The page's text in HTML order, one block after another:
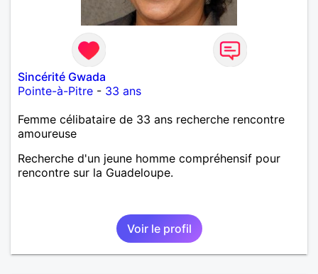
Sincérité Gwada
Pointe-à-Pitre - 33 ans
Femme célibataire de 33 ans recherche rencontre
amoureuse
Recherche d'un jeune homme compréhensif pour
rencontre sur la Guadeloupe.
Voir le profil